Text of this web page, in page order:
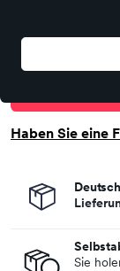
Haben Sie eine
Sie